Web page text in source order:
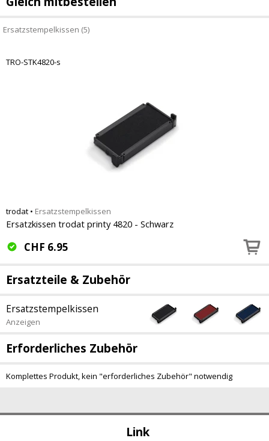
Link
Ersatzstempelkissen (5)
TRO-STK4820-s
trodat • Ersatzstempelkissen
Ersatzkissen trodat printy 4820 - Schwarz
CHF 6.95
Ersatzteile & Zubehör
Ersatzstempelkissen
Anzeigen
Erforderliches Zubehör
Komplettes Produkt, kein "erforderliches Zubehör" notwendig